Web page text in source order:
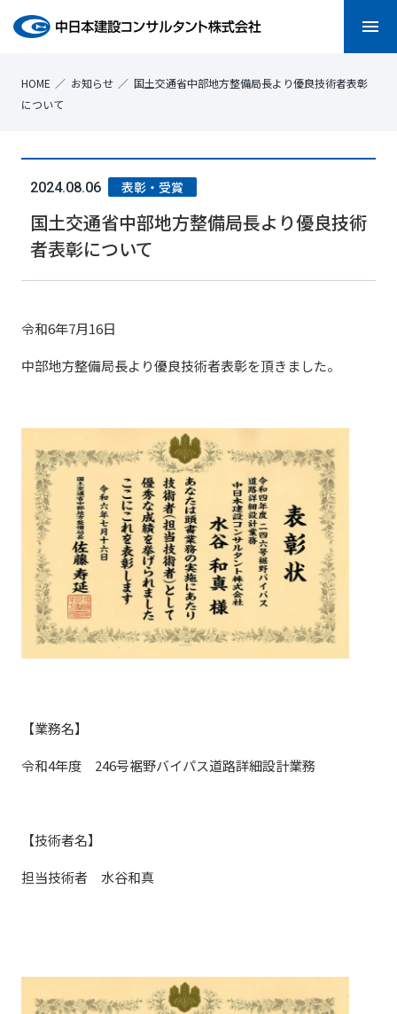
menu
HOME お知らせ
国土交通省中部地方整備局長より優良技術者表彰
について
2024.08.06 表彰・受賞
国土交通省中部地方整備局長より優良技術
者表彰について
令和6年7月16日
中部地方整備局長より優良技術者表彰を頂きました。
【業務名】
令和4年度 246号裾野バイパス道路詳細設計業務
【技術者名】
担当技術者 水谷和真